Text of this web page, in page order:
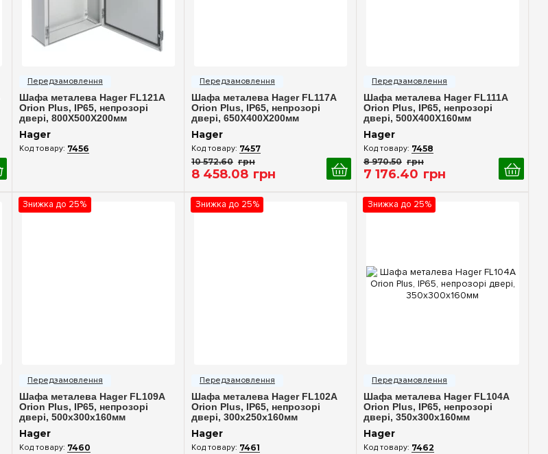
Шафа металева Hager FL121A
Orion Plus, IP65, непрозорі
двері, 800X500X200мм
Hager
7456
Шафа металева Hager FL117A
Orion Plus, IP65, непрозорі
двері, 650X400X200мм
Hager
7457
10 572.60 грн
8 458.08 грн
Шафа металева Hager FL111A
Orion Plus, IP65, непрозорі
двері, 500X400X160мм
Hager
7458
8 970.50 грн
7 176.40 грн
Знижка до 25%
Шафа металева Hager FL109A
Orion Plus, IP65, непрозорі
двері, 500x300x160мм
Hager
7460
Знижка до 25%
Шафа металева Hager FL102A
Orion Plus, IP65, непрозорі
двері, 300x250x160мм
Hager
7461
Знижка до 25%
Шафа металева Hager FL104A
Orion Plus, IP65, непрозорі
двері, 350x300x160мм
Hager
7462